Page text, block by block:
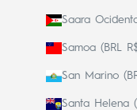
Saara
Samoa (BRL
San Marino
Santa Helena